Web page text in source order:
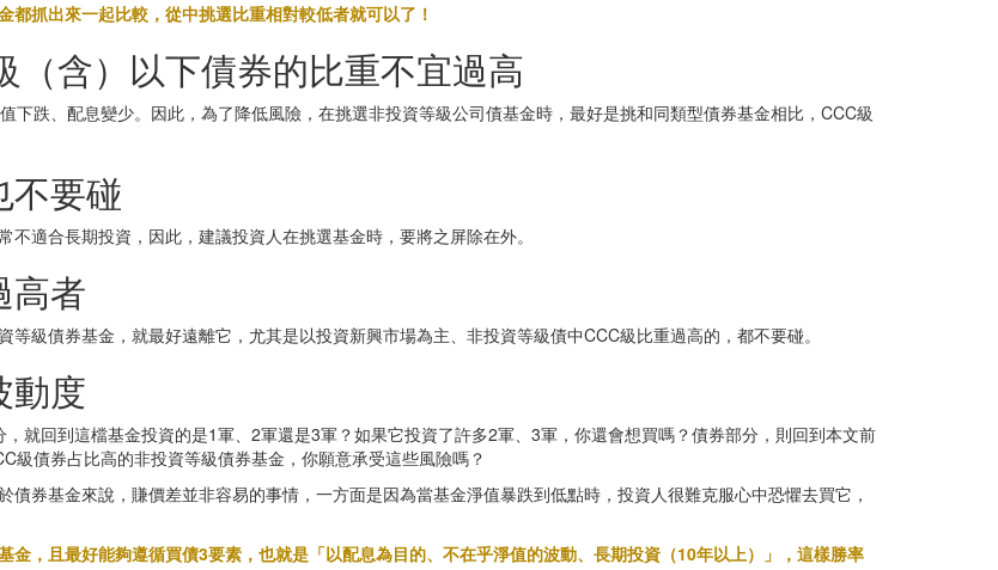
抓出來一起比較，從中挑選比重相對較低者就可以了！
含）以下債券的比重不宜過高
跌、配息變少。因此，為了降低風險，在挑選非投資等級公司債基金時，最好是挑和同類型債券基金相比，CCC級
不要碰
適合長期投資，因此，建議投資人在挑選基金時，要將之屏除在外。
高者
級債券基金，就最好遠離它，尤其是以投資新興市場為主、非投資等級債中CCC級比重過高的，都不要碰。
動度
就回到這檔基金投資的是1軍、2軍還是3軍？如果它投資了許多2軍、3軍，你還會想買嗎？債券部分，則回到本文前
債券占比高的非投資等級債券基金，你願意承受這些風險嗎？
券基金來說，賺價差並非容易的事情，一方面是因為當基金淨值暴跌到低點時，投資人很難克服心中恐懼去買它，
，且最好能夠遵循買債3要素，也就是「以配息為目的、不在乎淨值的波動、長期投資（10年以上）」，這樣勝率